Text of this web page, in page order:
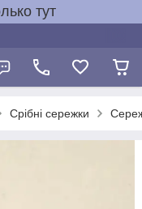
тут
Срібні сережки